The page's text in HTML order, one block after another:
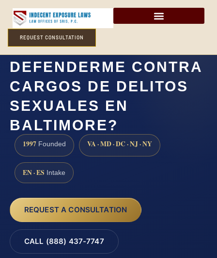
REQUEST CONSULTATION
¿CÓMO PUEDO
DEFENDERME CONTRA
CARGOS DE DELITOS
SEXUALES EN
BALTIMORE?
1997 Founded VA · MD · DC · NJ · NY
EN · ES Intake
REQUEST A CONSULTATION
CALL (888) 437-7747